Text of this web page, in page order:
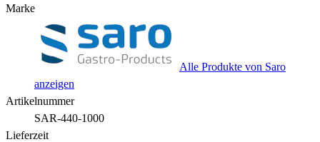
Marke
Alle Produkte von Saro
anzeigen
Artikelnummer
SAR-440-1000
Lieferzeit